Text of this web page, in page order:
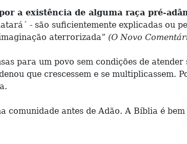
a existência de alguma raça pré-
- são suficientemente explicadas ou
aterrorizada” (O Novo
para um povo sem condições de
que crescessem e se multiplicassem.
comunidade antes de Adão. A Bíblia é